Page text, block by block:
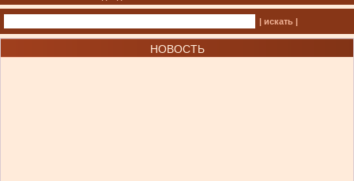
| искать |
НОВОСТЬ